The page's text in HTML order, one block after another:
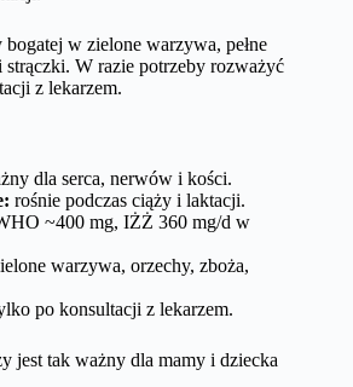
w zielone warzywa, pełne
strączki. W razie potrzeby rozważyć
z lekarzem.
dla serca, nerwów i kości.
rośnie podczas ciąży i laktacji.
~400 mg, IŻŻ 360 mg/d w
warzywa, orzechy, zboża,
po konsultacji z lekarzem.
jest tak ważny dla mamy i dziecka